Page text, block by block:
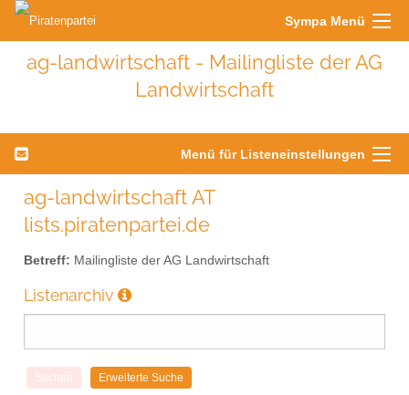
Sympa Menü
ag-landwirtschaft - Mailingliste der AG
Landwirtschaft
Menü für Listeneinstellungen
ag-landwirtschaft AT
lists.piratenpartei.de
Betreff: Mailingliste der AG Landwirtschaft
Listenarchiv